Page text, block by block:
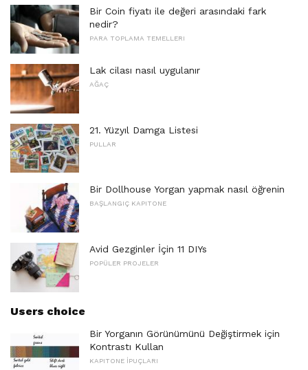
Bir Coin fiyatı ile değeri arasındaki fark
nedir?
PARA TOPLAMA TEMELLERI
Lak cilası nasıl uygulanır
AĞAÇ
21. Yüzyıl Damga Listesi
PULLAR
Bir Dollhouse Yorgan yapmak nasıl öğrenin
BAŞLANGIÇ ​​KAPITONE
Avid Gezginler İçin 11 DIYs
POPÜLER PROJELER
Users choice
Bir Yorganın Görünümünü Değiştirmek için
Kontrastı Kullan
KAPITONE İPUÇLARI